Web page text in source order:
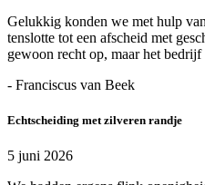
Gelukkig konden we met hulp
tenslotte tot een afscheid met
gewoon recht op, maar het
- Franciscus van Beek
Echtscheiding met zilveren randje
5 juni 2026